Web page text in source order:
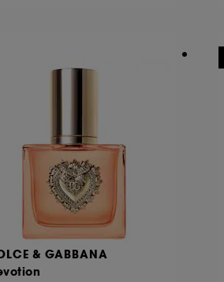
& GABBANA